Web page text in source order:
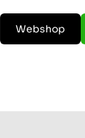
Webshop